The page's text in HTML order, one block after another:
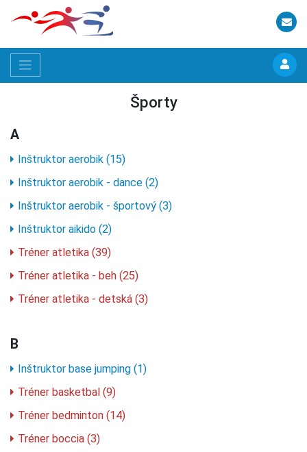
Športy
A
Inštruktor aerobik (15)
Inštruktor aerobik - dance (2)
Inštruktor aerobik - športový (3)
Inštruktor aikido (2)
Tréner atletika (39)
Tréner atletika - beh (25)
Tréner atletika - detská (3)
B
Inštruktor base jumping (1)
Tréner basketbal (9)
Tréner bedminton (14)
Tréner boccia (3)